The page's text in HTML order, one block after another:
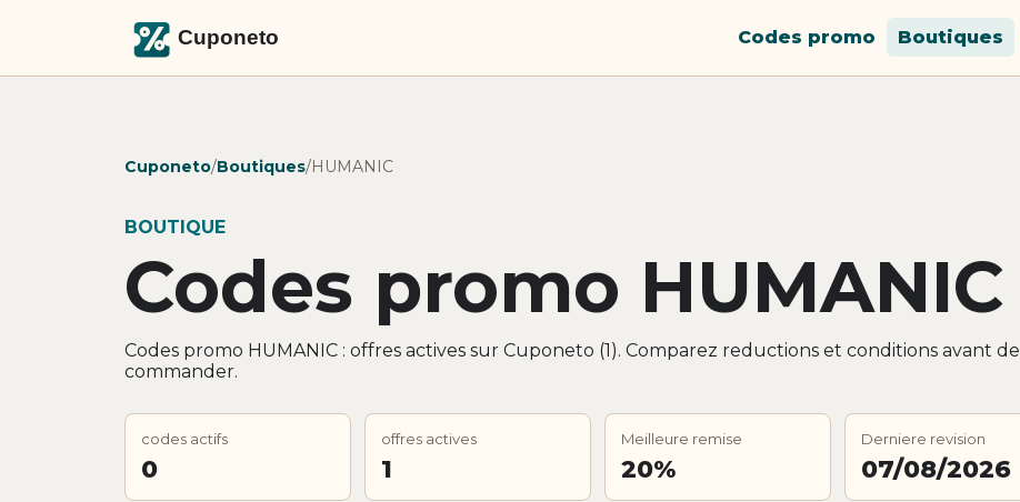
Codes promo Boutiques
Cuponeto/Boutiques/HUMANIC
BOUTIQUE
Codes promo HUMANIC
Codes promo HUMANIC : offres actives sur Cuponeto (1). Comparez reductions et conditions avant de
commander.
codes actifs
0
offres actives
1
Meilleure remise
20%
Derniere revision
07/08/2026